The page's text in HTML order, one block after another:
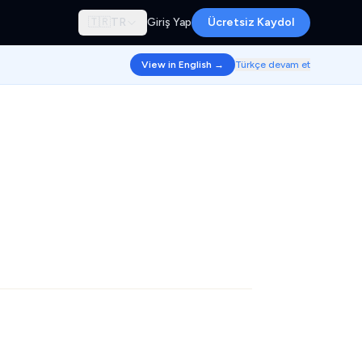
🇹🇷 TR Giriş Yap Ücretsiz Kaydol
View in English → Türkçe devam et